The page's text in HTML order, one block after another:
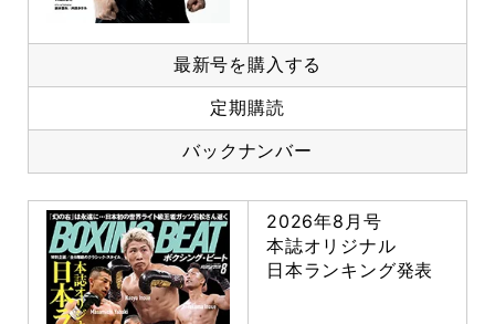
最新号を購入する
定期購読
バックナンバー
2026年8月号
本誌オリジナル
日本ランキング発表